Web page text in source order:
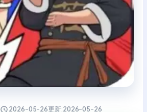
2026-05-26更新:2026-05-26